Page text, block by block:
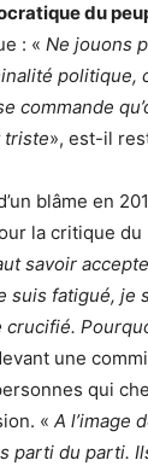
du
: « Ne jouons
politique,
commande
triste», est-il
blâme en
la critique du
savoir
suis fatigué, je
crucifié.
une
qui
« A l’image
parti du parti.